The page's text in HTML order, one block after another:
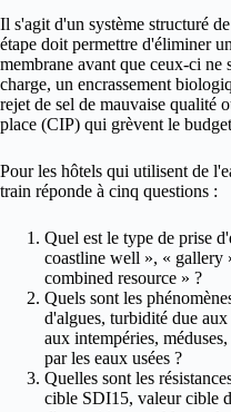
Il s'agit d'un système structuré
étape doit permettre d'éliminer
membrane avant que ceux-ci ne
charge, un encrassement
rejet de sel de mauvaise qualité
place (CIP) qui grèvent le
Pour les hôtels qui utilisent de
train réponde à cinq questions :
Quel est le type de prise
coastline well », « gallery
combined resource » ?
Quels sont les
d'algues, turbidité due
aux intempéries,
par les eaux usées ?
Quelles sont les
cible SDI15, valeur cible